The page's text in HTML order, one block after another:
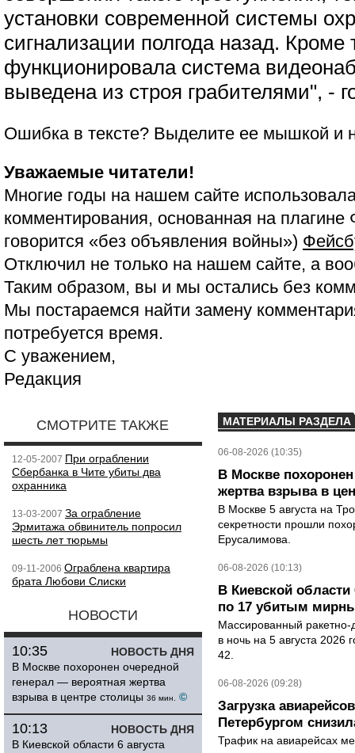
установки современной системы
сигнализации полгода назад. Кроме
функционировала система
выведена из строя грабителями", -
Ошибка в тексте? Выделите ее мышкой и
Уважаемые читатели!
Многие годы на нашем сайте
комментирования, основанная на
говорится «без объявления войны»)
Отключил не только на нашем сайте, а
Таким образом, вы и мы остались без
Мы постараемся найти замену
потребуется время.
С уважением,
Редакция
СМОТРИТЕ ТАКЖЕ
12-05-2007 При ограблении
Сбербанка в Чите убиты два
охранника
13-03-2007 За ограбление
Эрмитажа обвинитель попросил
шесть лет тюрьмы
09-11-2006 Ограблена квартира
брата Любови Слиски
НОВОСТИ
НОВОСТЬ ДНЯ
10:35
В Москве похоронен очередной
генерал — вероятная жертва
взрыва в центре столицы 36 мин. ©
НОВОСТЬ ДНЯ
10:13
В Киевской области 6 августа
МАТЕРИАЛЫ РАЗДЕЛА
06-08-2026 (10:35)
В Москве
жертва взрыва в
В Москве 5 августа на
секретности прошли
Ерусалимова.
06-08-2026 (10:13)
В Киевской
по 17 убитым
Массированный ракетно-
в ночь на 5 августа 2026
42.
06-08-2026 (09:28)
Загрузка
Петербургом
Трафик на авиарейсах